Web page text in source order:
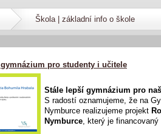
Škola | základní info o škole
pro studenty i učitele
Stále lepší gymnázium pro
S radostí oznamujeme, že na
Nymburce realizujeme projekt
Nymburce, který je financovaný